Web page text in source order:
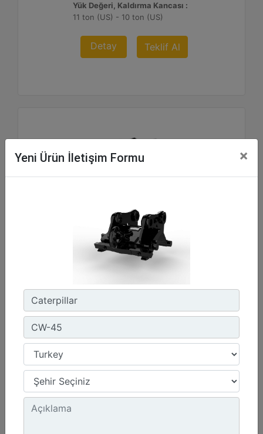
Yük Değeri, Kaldırma Kancası :
11 ton (US) - 10 ton (US)
Detay Teklif Al
Ağırlık :
880 lb - 400 kg
22 inç - 550 mm
Yük Değeri, Kaldırma Kancası :
15.4 ton (US) - 14 ton (US)
Detay Teklif Al
Yeni Ürün İletişim Formu ×